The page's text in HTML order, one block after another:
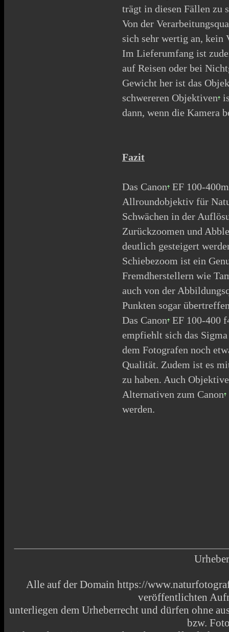
trägt in diesen Fällen zu
Von der
sich sehr wertig an, kein
Im Lieferumfang ist
auf Reisen oder bei
Gewicht her ist das
schwereren Objektiven
dann, wenn die Kamera
Fazit
Das Canon EF 100-
Allroundobjektiv für
Schwächen in der
Zurückzoomen und
deutlich gesteigert
Schiebezoom ist ein
Fremdherstellern wie
auch von der
Punkten sogar
Das Canon EF 100-400
empfiehlt sich das
dem Fotografen noch
Qualität. Zudem ist es
zu haben. Auch Objektive
Alternativen zum Canon
werden.
Alle auf der Domain https://
veröffentlichten
unterliegen dem Urheberrecht und dürfen ohne
bzw.